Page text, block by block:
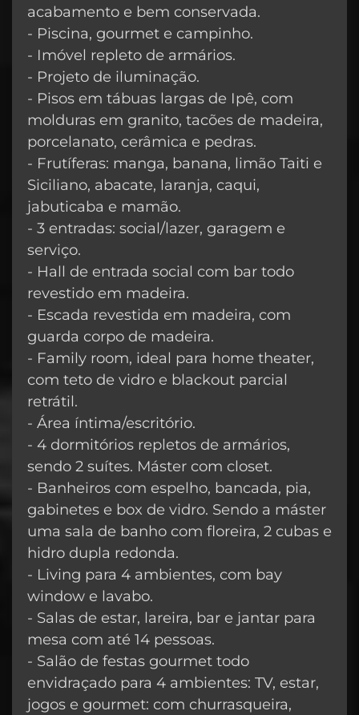
acabamento e bem conservada.
- Piscina, gourmet e campinho.
- Imóvel repleto de armários.
- Projeto de iluminação.
- Pisos em tábuas largas de Ipê, com
molduras em granito, tacões de madeira,
porcelanato, cerâmica e pedras.
- Frutíferas: manga, banana, limão Taiti e
Siciliano, abacate, laranja, caqui,
jabuticaba e mamão.
- 3 entradas: social/lazer, garagem e
serviço.
- Hall de entrada social com bar todo
revestido em madeira.
- Escada revestida em madeira, com
guarda corpo de madeira.
- Family room, ideal para home theater,
com teto de vidro e blackout parcial
retrátil.
- Área íntima/escritório.
- 4 dormitórios repletos de armários,
sendo 2 suítes. Máster com closet.
- Banheiros com espelho, bancada, pia,
gabinetes e box de vidro. Sendo a máster
uma sala de banho com floreira, 2 cubas e
hidro dupla redonda.
- Living para 4 ambientes, com bay
window e lavabo.
- Salas de estar, lareira, bar e jantar para
mesa com até 14 pessoas.
- Salão de festas gourmet todo
envidraçado para 4 ambientes: TV, estar,
jogos e gourmet: com churrasqueira,